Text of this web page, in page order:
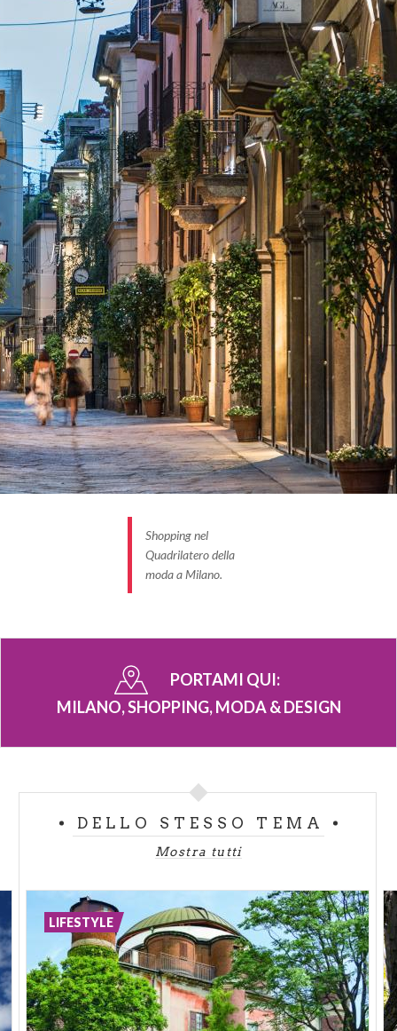
eventi speciali.
Design Week e Fuorisalone
Nel mese diAprile, l’appuntamento da non perdere a
Milano è la Design Week, quando la città si riempie
di curiosi e appassionati provenienti da ogni angolo
del mondo per partecipare agli eventi del
Fuorisalone, in concomitanza con il Salone
Internazionale del Mobile, la manifestazione
fieristica più importante del settore casa-arredo. La
massima celebrazione del design alla portata di
tutti, attraverso mostre, incontri, conferenze,
eventi spontanei, showroom aperti al pubblico,
installazioni e performance.
Shopping nel
Quadrilatero della
moda a Milano.
PORTAMI QUI:
MILANO, SHOPPING, MODA & DESIGN
DELLO STESSO TEMA
Mostra tutti
LIFESTYLE